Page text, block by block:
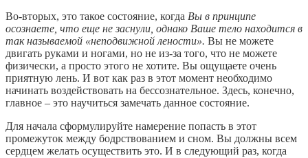
Во-вторых, это такое состояние, когда Вы в принципе
осознаете, что еще не заснули, однако Ваше тело находится в
так называемой «неподвижной лености». Вы не можете
двигать руками и ногами, но не из-за того, что не можете
физически, а просто этого не хотите. Вы ощущаете очень
приятную лень. И вот как раз в этот момент необходимо
начинать воздействовать на бессознательное. Здесь, конечно,
главное – это научиться замечать данное состояние.
Для начала сформулируйте намерение попасть в этот
промежуток между бодрствованием и сном. Вы должны всем
сердцем желать осуществить это. И в следующий раз, когда